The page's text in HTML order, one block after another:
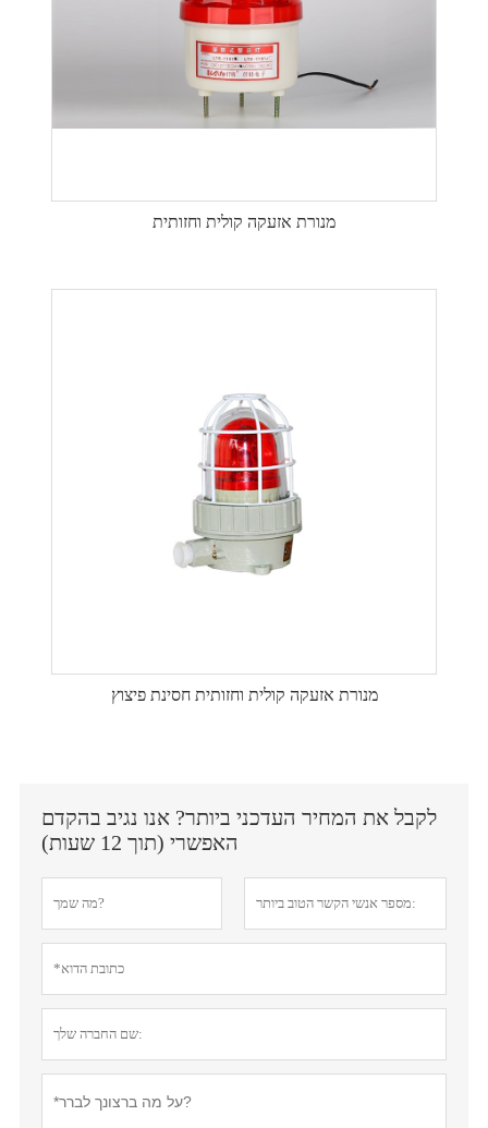
מנורת אזעקה קולית וחזותית
מנורת אזעקה קולית וחזותית חסינת פיצוץ
לקבל את המחיר העדכני ביותר? אנו נגיב בהקדם
האפשרי (תוך 12 שעות)